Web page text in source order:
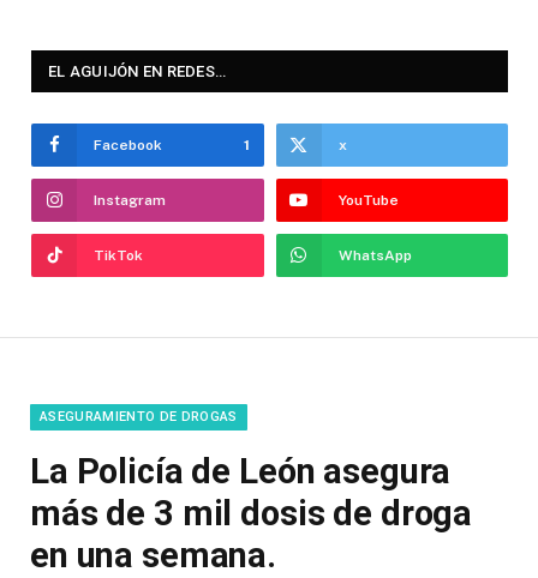
EL AGUIJÓN EN REDES…
Facebook 1 x
Instagram YouTube
TikTok WhatsApp
ASEGURAMIENTO DE DROGAS
La Policía de León asegura
más de 3 mil dosis de droga
en una semana.